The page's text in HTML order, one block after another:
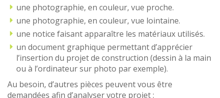
une photographie, en couleur, vue proche.
une photographie, en couleur, vue lointaine.
une notice faisant apparaître les matériaux utilisés.
un document graphique permettant d’apprécier
l’insertion du projet de construction (dessin à la main
ou à l’ordinateur sur photo par exemple).
Au besoin, d’autres pièces peuvent vous être
demandées afin d’analyser votre projet :